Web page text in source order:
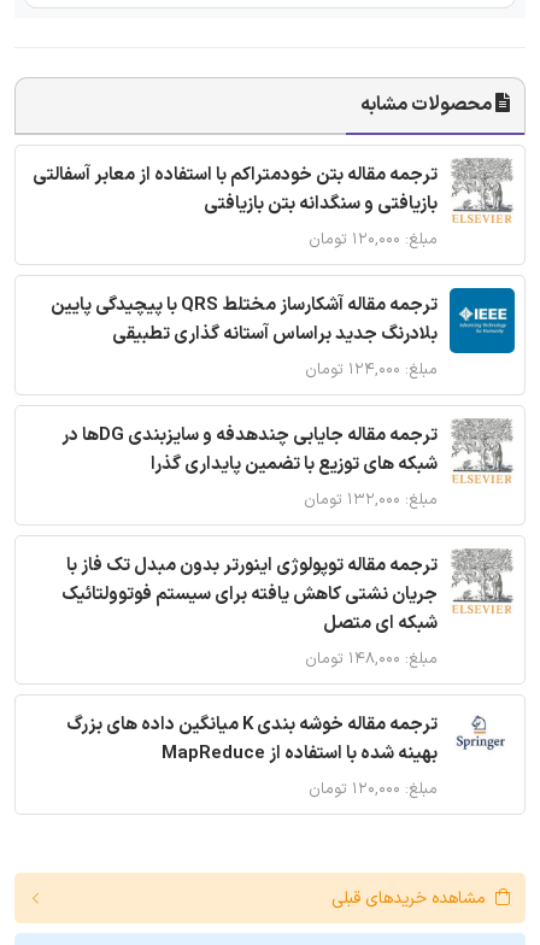
محصولات مشابه
ترجمه مقاله بتن خودمتراکم با استفاده از معابر آسفالتی
بازیافتی و سنگدانه بتن بازیافتی
مبلغ: ۱۲۰,۰۰۰ تومان
ترجمه مقاله آشکارساز مختلط QRS با پیچیدگی پایین
بلادرنگ جدید براساس آستانه گذاری تطبیقی
مبلغ: ۱۲۴,۰۰۰ تومان
ترجمه مقاله جایابی چندهدفه و سایزبندی DGها در
شبکه های توزیع با تضمین پایداری گذرا
مبلغ: ۱۳۲,۰۰۰ تومان
ترجمه مقاله توپولوژی اینورتر بدون مبدل تک فاز با
جریان نشتی کاهش یافته برای سیستم فوتوولتائیک
شبکه ای متصل
مبلغ: ۱۴۸,۰۰۰ تومان
ترجمه مقاله خوشه بندی K میانگین داده های بزرگ
بهینه شده با استفاده از MapReduce
مبلغ: ۱۲۰,۰۰۰ تومان
مشاهده خریدهای قبلی